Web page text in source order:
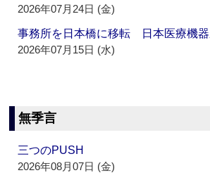
2026年07月24日 (金)
事務所を日本橋に移転 日本医療機
2026年07月15日 (水)
無季言
三つのPUSH
2026年08月07日 (金)